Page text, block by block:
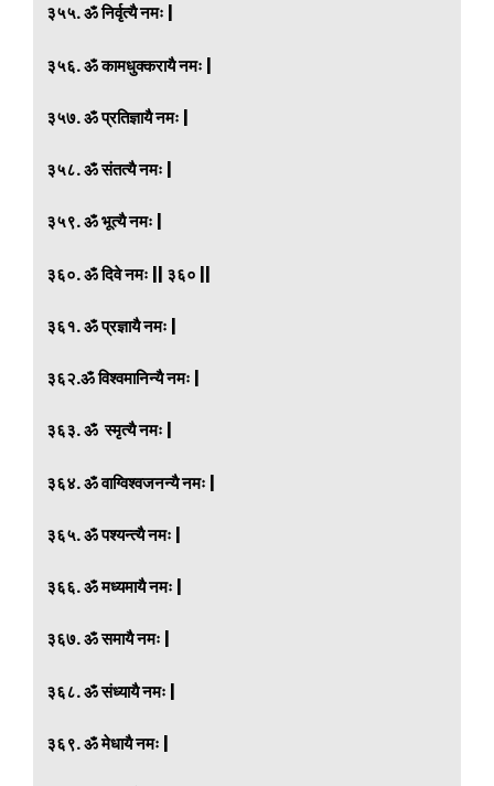
३५५. ॐ निर्वृत्यै नमः |
३५६. ॐ कामधुक्करायै नमः |
३५७. ॐ प्रतिज्ञायै नमः |
३५८. ॐ संतत्यै नमः |
३५९. ॐ भूत्यै नमः |
३६०. ॐ दिवे नमः || ३६० ||
३६१. ॐ प्रज्ञायै नमः |
३६२.ॐ विश्वमानिन्यै नमः |
३६३. ॐ स्मृत्यै नमः |
३६४. ॐ वाग्विश्वजनन्यै नमः |
३६५. ॐ पश्यन्त्यै नमः |
३६६. ॐ मध्यमायै नमः |
३६७. ॐ समायै नमः |
३६८. ॐ संध्यायै नमः |
३६९. ॐमेधायैनमः |